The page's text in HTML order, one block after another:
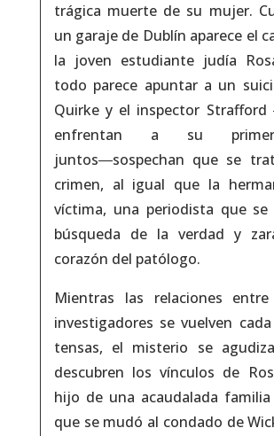
trágica muerte de su mujer.
un garaje de Dublín aparece el
la joven estudiante judía
todo parece apuntar a un
Quirke y el inspector
enfrentan a su
juntos―sospechan que se
crimen, al igual que la
víctima, una periodista que
búsqueda de la verdad y
corazón del patólogo.
Mientras las relaciones
investigadores se vuelven
tensas, el misterio se
descubren los vínculos de
hijo de una acaudalada familia
que se mudó al condado de